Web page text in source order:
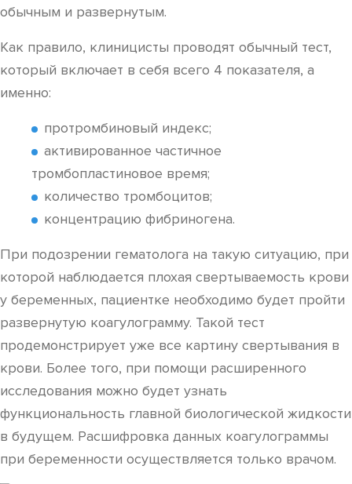
обычным и развернутым.
Как правило, клиницисты проводят обычный тест,
который включает в себя всего 4 показателя, а
именно:
протромбиновый индекс;
активированное частичное
тромбопластиновое время;
количество тромбоцитов;
концентрацию фибриногена.
При подозрении гематолога на такую ситуацию, при
которой наблюдается плохая свертываемость крови
у беременных, пациентке необходимо будет пройти
развернутую коагулограмму. Такой тест
продемонстрирует уже все картину свертывания в
крови. Более того, при помощи расширенного
исследования можно будет узнать
функциональность главной биологической жидкости
в будущем. Расшифровка данных коагулограммы
при беременности осуществляется только врачом.